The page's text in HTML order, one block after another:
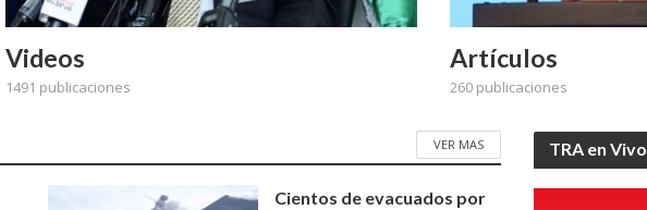
Videos
1491 publicaciones
Artículos
260 publicaciones
VER MAS
Cientos de evacuados por
TRA en Vivo